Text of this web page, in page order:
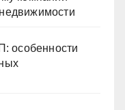
особенности